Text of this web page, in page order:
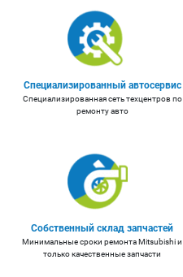
Специализированный автосервис
Специализированная сеть техцентров по
ремонту авто
Собственный склад запчастей
Минимальные сроки ремонта Mitsubishi и
только качественные запчасти